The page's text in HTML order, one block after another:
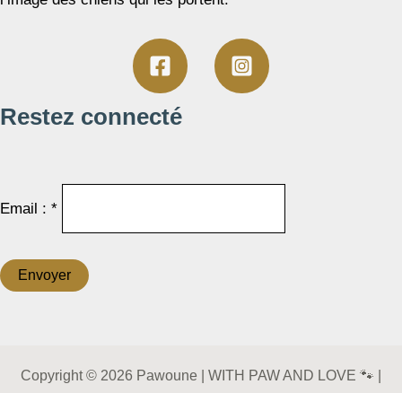
Restez connecté
Email : *
Copyright © 2026 Pawoune | WITH PAW AND LOVE 🐾 |